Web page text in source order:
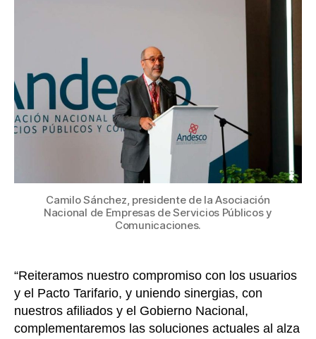
a
sus
entre
4
y
Camilo Sánchez, presidente de la Asociación
Nacional de Empresas de Servicios Públicos y
Comunicaciones.
“Reiteramos nuestro compromiso con los usuarios
y el Pacto Tarifario, y uniendo sinergias, con
nuestros afiliados y el Gobierno Nacional,
complementaremos las soluciones actuales al alza